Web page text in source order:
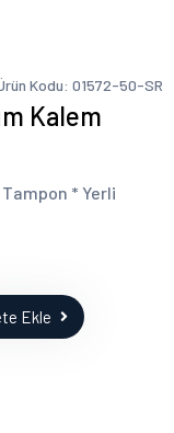
Kodu: 01572-50-SR
Kalem
Tampon * Yerli
Ekle